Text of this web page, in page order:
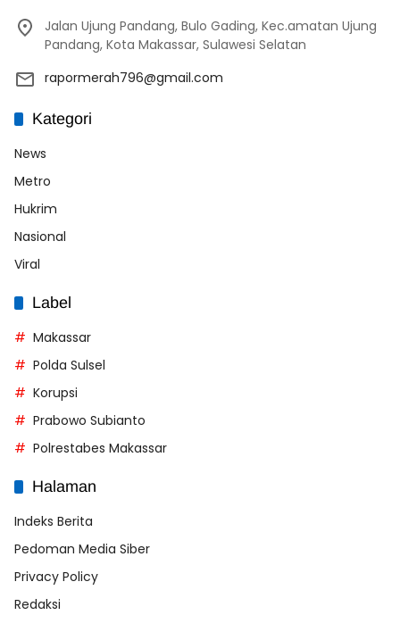
Jalan Ujung Pandang, Bulo Gading, Kec.amatan Ujung
Pandang, Kota Makassar, Sulawesi Selatan
rapormerah796@gmail.com
Kategori
News
Metro
Hukrim
Nasional
Viral
Label
Makassar
Polda Sulsel
Korupsi
Prabowo Subianto
Polrestabes Makassar
Halaman
Indeks Berita
Pedoman Media Siber
Privacy Policy
Redaksi